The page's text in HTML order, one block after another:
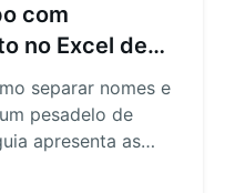
com
no Excel de
IAseparar nomes e
pesadelo de
apresenta as